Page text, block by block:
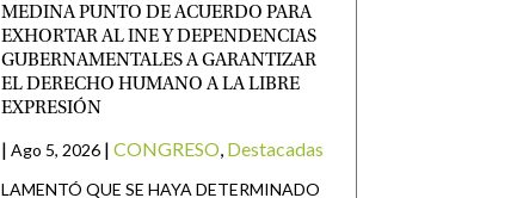
MEDINA PUNTO DE ACUERDO PARA
EXHORTAR AL INE Y DEPENDENCIAS
GUBERNAMENTALES A GARANTIZAR
EL DERECHO HUMANO A LA LIBRE
EXPRESIÓN
| Ago 5, 2026 | CONGRESO, Destacadas
LAMENTÓ QUE SE HAYA DETERMINADO